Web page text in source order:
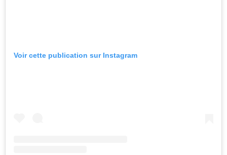
Voir cette publication sur Instagram